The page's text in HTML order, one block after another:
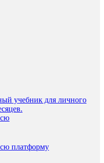
учебник для личного
платформу